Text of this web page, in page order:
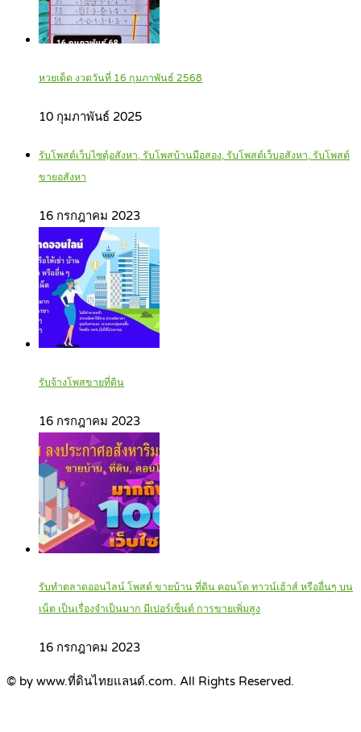
หวยเด็ด งวดวันที่ 16 กุมภาพันธ์ 2568
10 กุมภาพันธ์ 2025
รับโพสต์เว็บไซตฺ์อสังหา, รับโพสบ้านมือสอง, รับโพสต์เว็บอสังหา, รับโพสต์
ขายอสังหา
16 กรกฎาคม 2023
รับจ้างโพสขายที่ดิน
16 กรกฎาคม 2023
รับทำตลาดออนไลน์ โพสต์ ขายบ้าน ที่ดิน คอนโด ทาวน์เฮ้าส์ หรืออื่นๆ บน
เน็ต เป็นเรื่องจำเป็นมาก มีเปอร์เซ็นต์ การขายเพิ่มสูง
16 กรกฎาคม 2023
© by www.ที่ดินไทยแลนด์.com. All Rights Reserved.